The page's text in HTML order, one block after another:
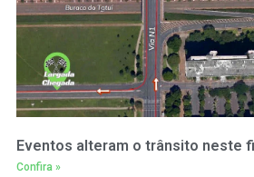
Eventos alteram o trânsito neste
Confira »